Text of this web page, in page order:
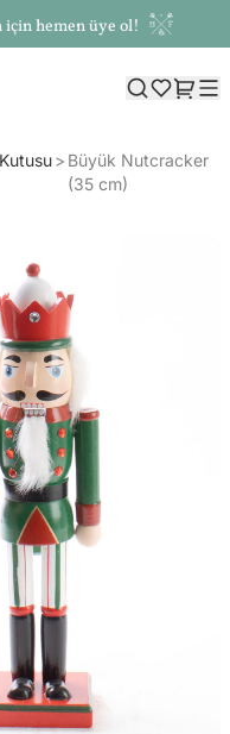
hemen üye ol!
Büyük Nutcracker
(35 cm)